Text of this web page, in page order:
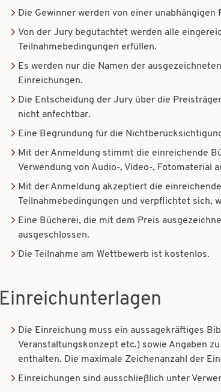
Die Gewinner werden von einer unabhängigen
Von der Jury begutachtet werden alle
Teilnahmebedingungen erfüllen.
Es werden nur die Namen der
Einreichungen.
Die Entscheidung der Jury über die
nicht anfechtbar.
Eine Begründung für die
Mit der Anmeldung stimmt die einreichende
Verwendung von Audio-, Video-, Fotomaterial
Mit der Anmeldung akzeptiert die
Teilnahmebedingungen und verpflichtet sich,
Eine Bücherei, die mit dem Preis
ausgeschlossen.
Die Teilnahme am Wettbewerb ist kostenlos.
Einreichunterlagen
Die Einreichung muss ein aussagekräftiges
Veranstaltungskonzept etc.) sowie Angaben
enthalten. Die maximale Zeichenanzahl der
Einreichungen sind ausschließlich unter